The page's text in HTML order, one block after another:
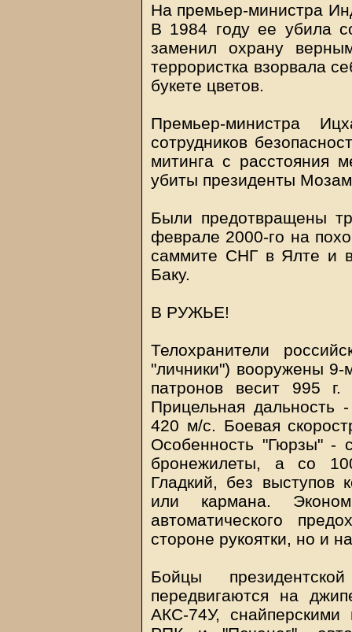
На премьер-министра
В 1984 году ее убила
заменил охрану
террористка взорвала
букете цветов.
Премьер-министра
сотрудников
митинга с расстояния
убиты президенты
Были предотвращены
феврале 2000-го на
саммите СНГ в Ялте и
Баку.
В РУЖЬЕ!
Телохранители
"личники") вооружены
патронов весит 995
Прицельная дальность
420 м/с. Боевая
Особенность "Гюрзы" -
бронежилеты, а со
Гладкий, без выступов
или кармана.
автоматического
стороне рукоятки, но и
Бойцы
передвигаются на
АКС-74У, снайперскими